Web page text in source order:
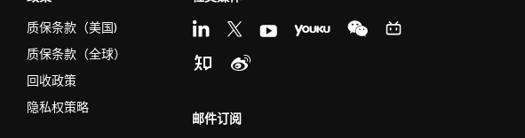
质保条款（美国)
质保条款（全球）
回收政策
隐私权策略
邮件订阅